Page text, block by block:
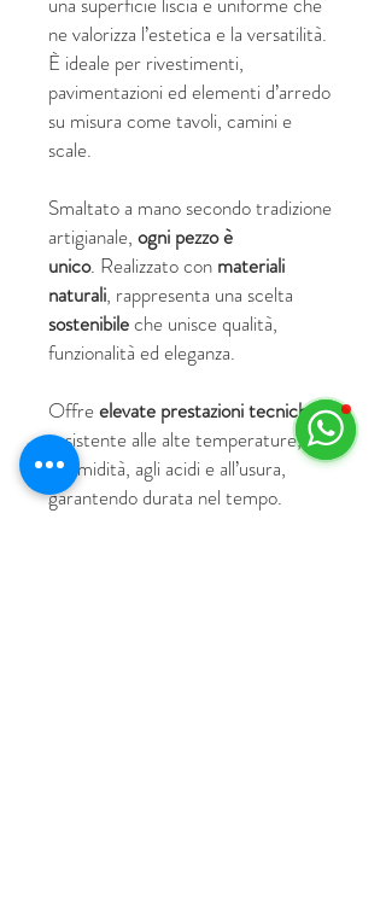
ne valorizza l’estetica e la versatilità.
È ideale per rivestimenti,
pavimentazioni ed elementi d’arredo
su misura come tavoli, camini e
scale.
Smaltato a mano secondo tradizione
artigianale, ogni pezzo è
unico. Realizzato con materiali
naturali, rappresenta una scelta
sostenibileche unisce qualità,
funzionalità ed eleganza.
Offreelevate prestazioni tecniche: è
resistente alle alte temperature,
all’umidità, agli acidi e all’usura,
garantendo durata nel tempo.